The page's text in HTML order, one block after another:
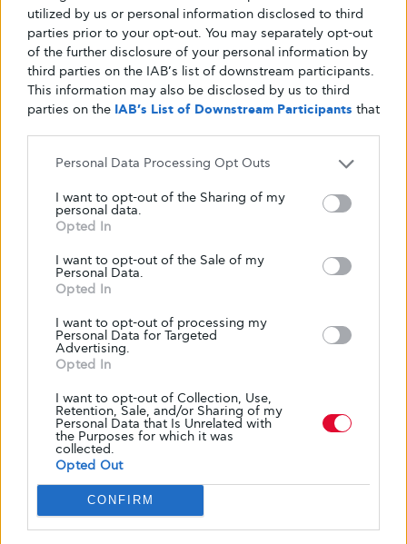
utilized by us or personal information disclosed to third
parties prior to your opt-out. You may separately opt-out
of the further disclosure of your personal information by
third parties on the IAB’s list of downstream participants.
This information may also be disclosed by us to third
parties on the IAB’s List of Downstream Participants that
Personal Data Processing Opt Outs
I want to opt-out of the Sharing of my
personal data.
Opted In
I want to opt-out of the Sale of my
Personal Data.
Opted In
I want to opt-out of processing my
Personal Data for Targeted
Advertising.
Opted In
I want to opt-out of Collection, Use,
Retention, Sale, and/or Sharing of my
Personal Data that Is Unrelated with
the Purposes for which it was
collected.
Opted Out
CONFIRM
Άνοιξε με προβλήματα η εφαρμογή για
το επίδομα στέγασης
Άνοιξε εχθές το βράδυ η πλατφόρμα για την αίτηση του
επιδόματος στέγασης. Ωστόσο, όπως διαπίστωσαν οι
ΑΠΌ GLYKOULI 13 ΜΑΡΤΊΟΥ, 2019
ΕΠΙΚΑΙΡΌΤΗΤΑ
ΕΟΠΥΥ: Υποχρεωτική παραμονή στον
ίδιο οικογενειακό γιατρό για έξι μήνες!